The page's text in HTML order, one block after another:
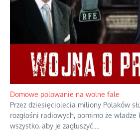
Historyczne fikołki zagranicznego
Fascynowało go, że w różnych
pamiętano zupełnie inaczej i budowano
opowieści....